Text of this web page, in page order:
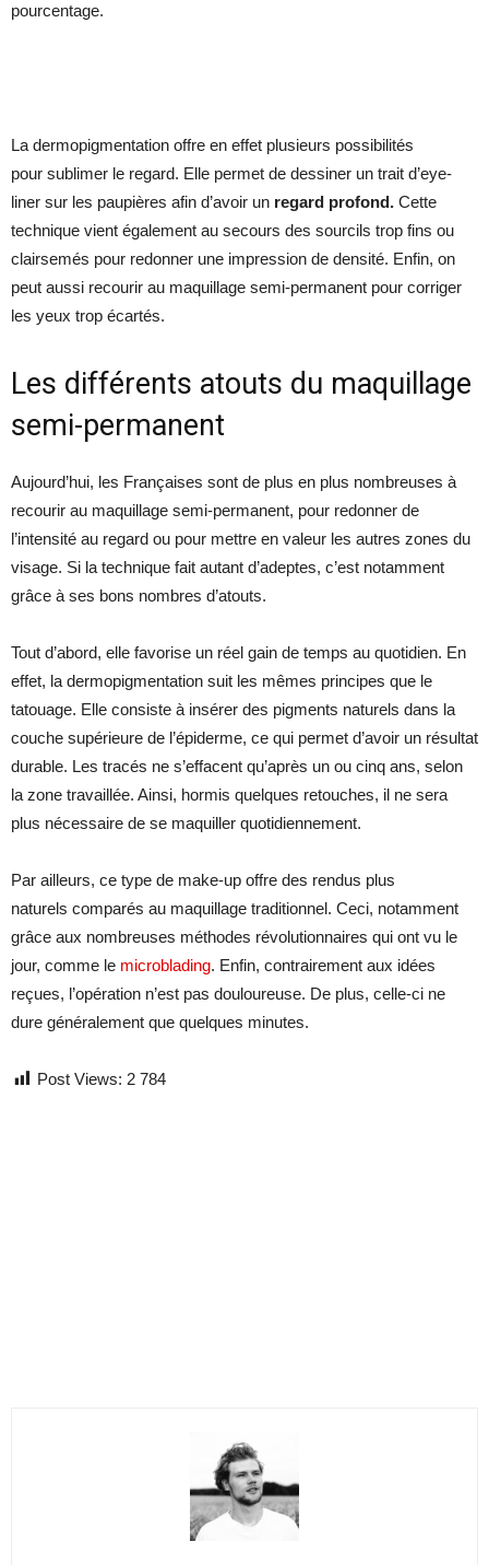
pourcentage.
La dermopigmentation offre en effet plusieurs possibilités
pour sublimer le regard. Elle permet de dessiner un trait d’eye-
liner sur les paupières afin d’avoir un regard profond. Cette
technique vient également au secours des sourcils trop fins ou
clairsemés pour redonner une impression de densité. Enfin, on
peut aussi recourir au maquillage semi-permanent pour corriger
les yeux trop écartés.
Les différents atouts du maquillage
semi-permanent
Aujourd’hui, les Françaises sont de plus en plus nombreuses à
recourir au maquillage semi-permanent, pour redonner de
l’intensité au regard ou pour mettre en valeur les autres zones du
visage. Si la technique fait autant d’adeptes, c’est notamment
grâce à ses bons nombres d’atouts.
Tout d’abord, elle favorise un réel gain de temps au quotidien. En
effet, la dermopigmentation suit les mêmes principes que le
tatouage. Elle consiste à insérer des pigments naturels dans la
couche supérieure de l’épiderme, ce qui permet d’avoir un résultat
durable. Les tracés ne s’effacent qu’après un ou cinq ans, selon
la zone travaillée. Ainsi, hormis quelques retouches, il ne sera
plus nécessaire de se maquiller quotidiennement.
Par ailleurs, ce type de make-up offre des rendus plus
naturels comparés au maquillage traditionnel. Ceci, notamment
grâce aux nombreuses méthodes révolutionnaires qui ont vu le
jour, comme le microblading. Enfin, contrairement aux idées
reçues, l’opération n’est pas douloureuse. De plus, celle-ci ne
dure généralement que quelques minutes.
Post Views: 2 784